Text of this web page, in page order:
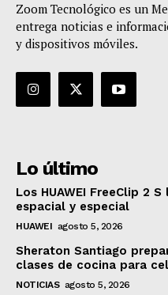
Zoom Tecnológico es un
entrega noticias e
y dispositivos móviles.
Lo último
Los HUAWEI FreeClip 2
espacial y especial
HUAWEI agosto 5, 2026
Sheraton Santiago
clases de cocina para
NOTICIAS agosto 5, 2026